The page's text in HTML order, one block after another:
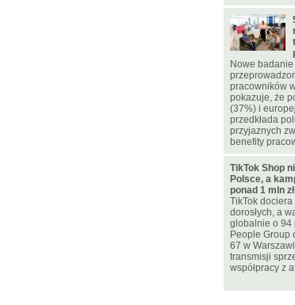
Nowe
pracowników
pokazuje, że
(37%) i
przedkłada
przyjaznych
benefity
TikTok Shop
Polsce, a
ponad 1 mln
TikTok
dorosłych, a
globalnie o 94
People Group
67 w
transmisji
współpracy z